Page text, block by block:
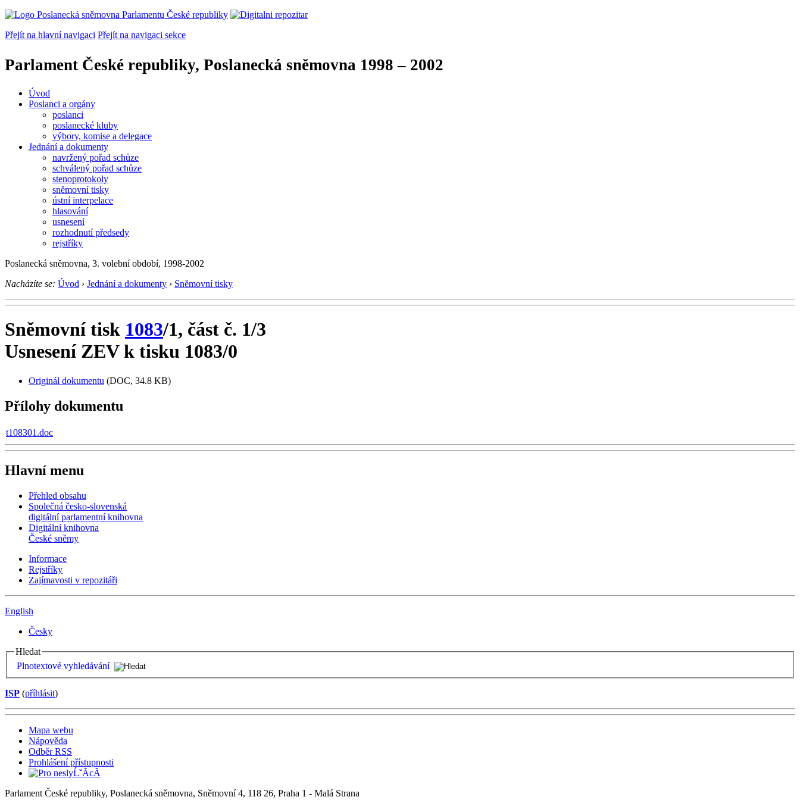
Přejít na hlavní navigaci Přejít na navigaci sekce
Parlament České republiky, Poslanecká sněmovna 1998 – 2002
Úvod
Poslanci a orgány
poslanci
poslanecké kluby
výbory, komise a delegace
Jednání a dokumenty
navržený pořad schůze
schválený pořad schůze
stenoprotokoly
sněmovní tisky
ústní interpelace
hlasování
usnesení
rozhodnutí předsedy
rejstříky
Poslanecká sněmovna, 3. volební období, 1998-2002
Nacházíte se: Úvod › Jednání a dokumenty › Sněmovní tisky
Sněmovní tisk 1083/1, část č. 1/3
Usnesení ZEV k tisku 1083/0
Originál dokumentu (DOC, 34.8 KB)
Přílohy dokumentu
t108301.doc
Hlavní menu
Přehled obsahu
Společná česko-slovenská
digitální parlamentní knihovna
Digitální knihovna
České sněmy
Informace
Rejstříky
Zajímavosti v repozitáři
English
Česky
Hledat
Plnotextové vyhledávání
ISP (příhlásit)
Mapa webu
Nápověda
Odběr RSS
Prohlášení přístupnosti
Parlament České republiky, Poslanecká sněmovna, Sněmovní 4, 118 26, Praha 1 - Malá Strana